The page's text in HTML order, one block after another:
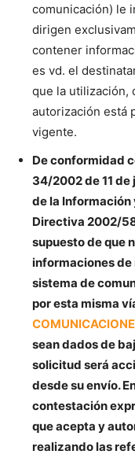
comunicación) le
dirigen
contener
es vd. el
que la utilización,
autorización está
vigente.
De conformidad
34/2002 de 11
de la Información
Directiva 2002/
supuesto de que
informaciones
sistema de
por esta misma
sean dados de
solicitud será
desde su envío.
contestación
que acepta y
realizando las